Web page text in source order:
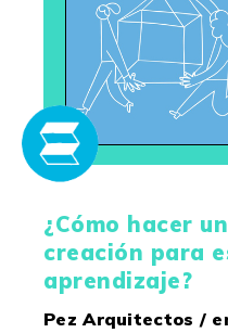
¿Cómo hacer
creación para
aprendizaje?
Pez Arquitectos /